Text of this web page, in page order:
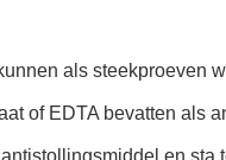
als steekproeven
of EDTA bevatten als
en